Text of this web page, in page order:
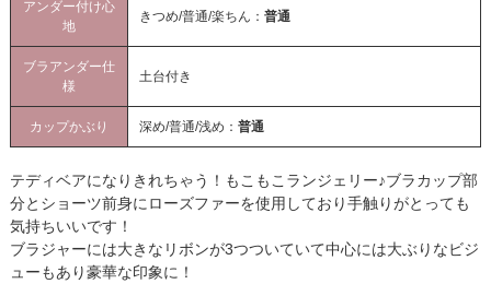
アンダー付け心
地
きつめ/普通/楽ちん： 普通
ブラアンダー仕
様
土台付き
カップかぶり 深め/普通/浅め： 普通
テディベアになりきれちゃう！もこもこランジェリー♪ブラカップ部
分とショーツ前身にローズファーを使用しており手触りがとっても
気持ちいいです！
ブラジャーには大きなリボンが3つついていて中心には大ぶりなビジ
ューもあり豪華な印象に！